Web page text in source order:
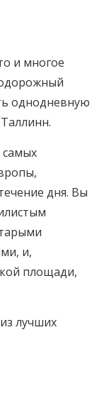
и многое
однодневную
самых
дня. Вы
и,
площади,
лучших